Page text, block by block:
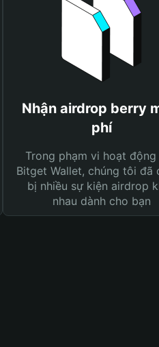
Nhận airdrop berry
phí
Trong phạm vi hoạt động
Bitget Wallet, chúng tôi đã
bị nhiều sự kiện airdrop
nhau dành cho bạn